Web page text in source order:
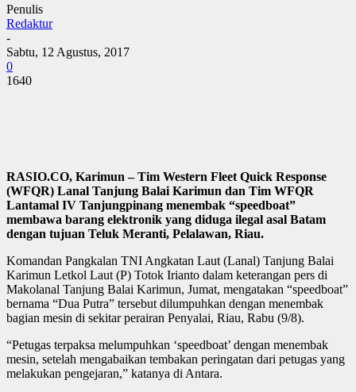
Penulis
Redaktur
-
Sabtu, 12 Agustus, 2017
0
1640
RASIO.CO, Karimun – Tim Western Fleet Quick Response
(WFQR) Lanal Tanjung Balai Karimun dan Tim WFQR
Lantamal IV Tanjungpinang menembak “speedboat”
membawa barang elektronik yang diduga ilegal asal Batam
dengan tujuan Teluk Meranti, Pelalawan, Riau.
Komandan Pangkalan TNI Angkatan Laut (Lanal) Tanjung Balai
Karimun Letkol Laut (P) Totok Irianto dalam keterangan pers di
Makolanal Tanjung Balai Karimun, Jumat, mengatakan “speedboat”
bernama “Dua Putra” tersebut dilumpuhkan dengan menembak
bagian mesin di sekitar perairan Penyalai, Riau, Rabu (9/8).
“Petugas terpaksa melumpuhkan ‘speedboat’ dengan menembak
mesin, setelah mengabaikan tembakan peringatan dari petugas yang
melakukan pengejaran,” katanya di Antara.